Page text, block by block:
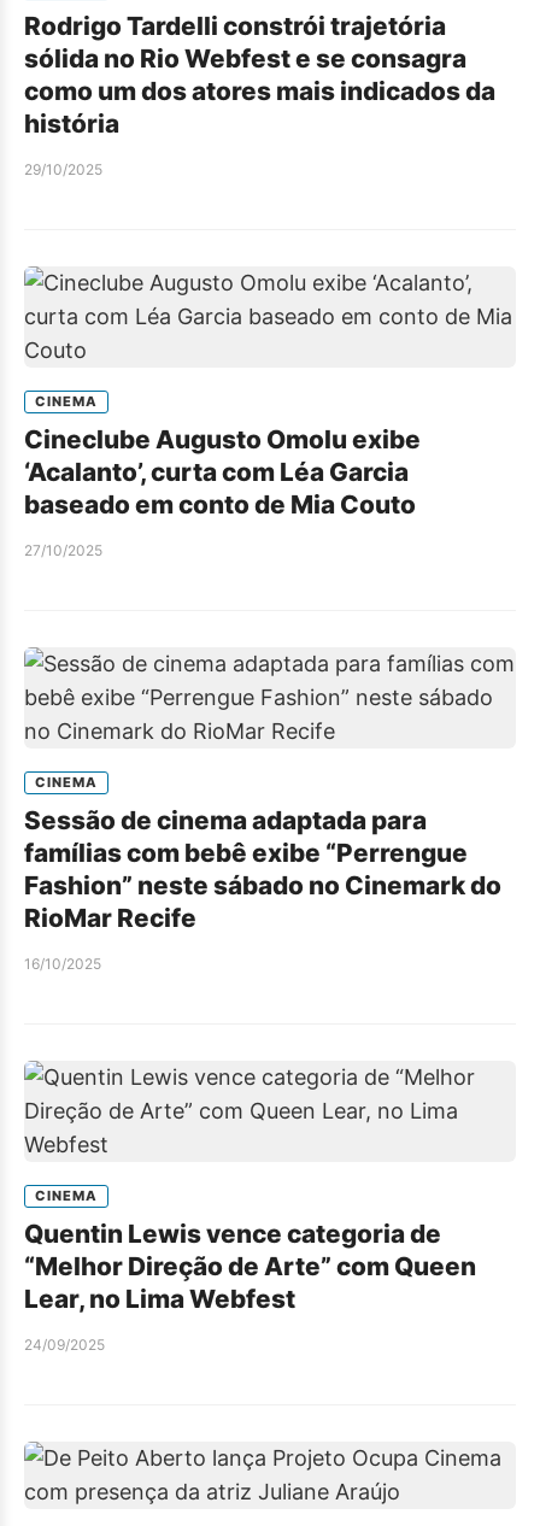
Rodrigo Tardelli constrói trajetória
sólida no Rio Webfest e se consagra
como um dos atores mais indicados da
história
29/10/2025
CINEMA
Cineclube Augusto Omolu exibe
‘Acalanto’, curta com Léa Garcia
baseado em conto de Mia Couto
27/10/2025
CINEMA
Sessão de cinema adaptada para
famílias com bebê exibe “Perrengue
Fashion” neste sábado no Cinemark do
RioMar Recife
16/10/2025
CINEMA
Quentin Lewis vence categoria de
“Melhor Direção de Arte” com Queen
Lear, no Lima Webfest
24/09/2025